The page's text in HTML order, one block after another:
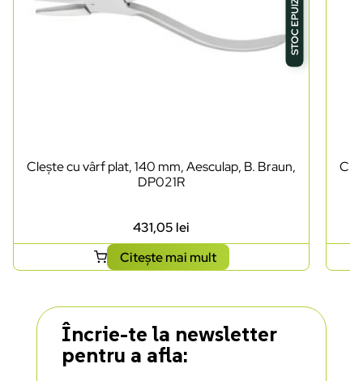
STOC EPUIZAT
Clește cu vârf plat, 140 mm, Aesculap, B. Braun,
DP021R
431,05 lei
Citește mai mult
Încrie-te la newsletter
pentru a afla: